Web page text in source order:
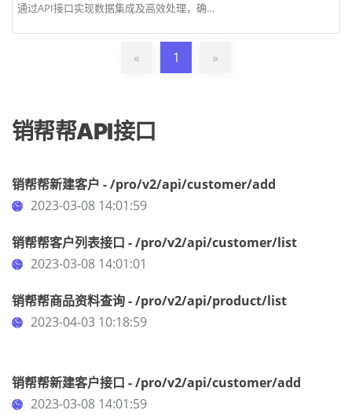
通过API接口实现数据集成及高效处理，确保
« 1 »
销帮帮API接口
销帮帮新建客户 - /pro/v2/api/customer/add
2023-03-08 14:01:59
销帮帮客户列表接口 - /pro/v2/api/customer/list
2023-03-08 14:01:01
销帮帮商品资料查询 - /pro/v2/api/product/list
2023-04-03 10:18:59
销帮帮新建客户接口 - /pro/v2/api/customer/add
2023-03-08 14:01:59